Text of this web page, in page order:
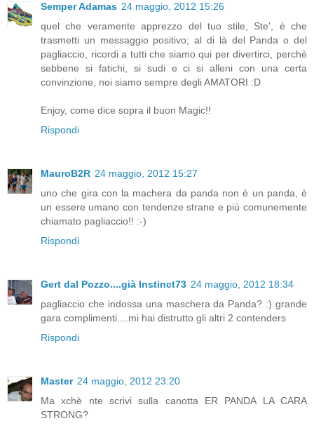
Semper Adamas 24 maggio, 2012 15:26
quel che veramente apprezzo del tuo stile, Ste', è che
trasmetti un messaggio positivo; al di là del Panda o del
pagliaccio, ricordi a tutti che siamo qui per divertirci, perchè
sebbene si fatichi, si sudi e ci si alleni con una certa
convinzione, noi siamo sempre degli AMATORI :D
Enjoy, come dice sopra il buon Magic!!
Rispondi
MauroB2R 24 maggio, 2012 15:27
uno che gira con la machera da panda non è un panda, è
un essere umano con tendenze strane e più comunemente
chiamato pagliaccio!! :-)
Rispondi
Gert dal Pozzo....già Instinct73 24 maggio, 2012 18:34
pagliaccio che indossa una maschera da Panda? :) grande
gara complimenti....mi hai distrutto gli altri 2 contenders
Rispondi
Master 24 maggio, 2012 23:20
Ma xchè nte scrivi sulla canotta ER PANDA LA CARA
STRONG?